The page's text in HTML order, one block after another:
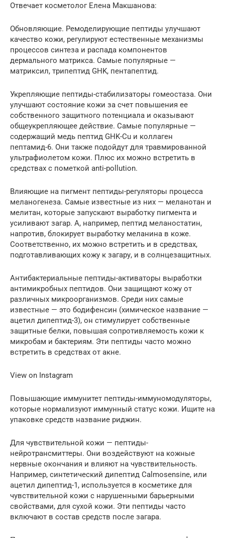
Отвечает косметолог Елена Макшанова:
Обновляющие. Ремоделирующие пептиды улучшают
качество кожи, регулируют естественные механизмы
процессов синтеза и распада компонентов
дермального матрикса. Самые популярные —
матриксил, трипептид GHK, пентапептид.
Укрепляющие пептиды-стабилизаторы гомеостаза. Они
улучшают состояние кожи за счет повышения ее
собственного защитного потенциала и оказывают
общеукрепляющее действие. Самые популярные —
содержащий медь пептид GHK-Cu и коллаген
пептамид-6. Они также подойдут для травмированной
ультрафиолетом кожи. Плюс их можно встретить в
средствах с пометкой anti-pollution.
Влияющие на пигмент пептиды-регуляторы процесса
меланогенеза. Самые известные из них — меланотан и
мелитан, которые запускают выработку пигмента и
усиливают загар. А, например, пептид меланостатин,
напротив, блокирует выработку меланина в коже.
Соответственно, их можно встретить и в средствах,
подготавливающих кожу к загару, и в солнцезащитных.
Антибактериальные пептиды-активаторы выработки
антимикробных пептидов. Они защищают кожу от
различных микроорганизмов. Среди них самые
известные — это бодифенсин (химическое название —
ацетил дипептид-3), он стимулирует собственные
защитные белки, повышая сопротивляемость кожи к
микробам и бактериям. Эти пептиды часто можно
встретить в средствах от акне.
View on Instagram
Повышающие иммунитет пептиды-иммуномодуляторы,
которые нормализуют иммунный статус кожи. Ищите на
упаковке средств название риджин.
Для чувствительной кожи — пептиды-
нейротрансмиттеры. Они воздействуют на кожные
нервные окончания и влияют на чувствительность.
Например, синтетический дипептид Calmosensine, или
ацетил дипептид-1, используется в косметике для
чувствительной кожи с нарушенными барьерными
свойствами, для сухой кожи. Эти пептиды часто
включают в состав средств после загара.